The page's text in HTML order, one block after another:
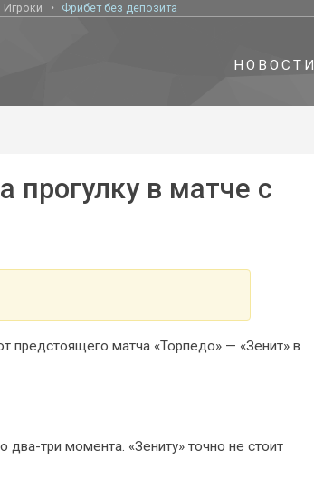
Игроки Фрибет без депозита
НОВОСТИ
прогулку в матче с
предстоящего матча «Торпедо» — «Зенит» в
три момента. «Зениту» точно не стоит